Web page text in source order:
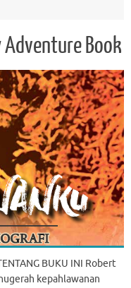
Adventure Book
BUKU INI Robert
kepahlawanan